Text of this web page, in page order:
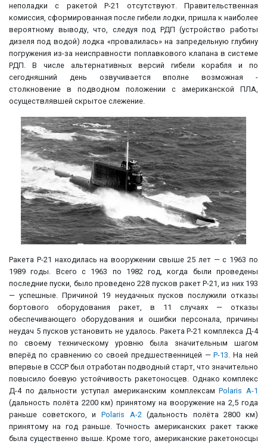
неполадки с ракетой Р-21 отсутствуют. Правительственная
комиссия, сформированная после гибели лодки, пришла к наиболее
вероятному выводу, что, следуя под РДП (устройство работы
дизеля под водой) лодка «провалилась» на запредельную глубину
погружения из-за неисправности поплавкового клапана в системе
РДП. В числе альтернативных версий гибели корабля и по
сегодняшний день озвучивается вполне возможная -
столкновение в подводном положении с американской ПЛА,
осуществлявшей скрытое слежение.
Ракета Р-21 находилась на вооружении свыше 25 лет — с 1963 по
1989 годы. Всего с 1963 по 1982 год, когда были проведены
последние пуски, было проведено 228 пусков ракет Р-21, из них 193
— успешные. Причиной 19 неудачных пусков послужили отказы
бортового оборудования ракет, в 11 случаях — отказы
обеспечивающего оборудования и ошибки персонала, причины
неудач 5 пусков установить не удалось. Ракета Р-21 комплекса Д-4
по своему техническому уровню была значительным шагом
вперёд по сравнению со своей предшественницей —Р-13 . На ней
впервые в СССР был отработан подводный старт, что значительно
повысило боевую устойчивость ракетоносцев. Однако комплекс
Д-4 по дальности уступал американским комплексамPolaris A-1
(дальность полёта 2200 км) принятому на вооружение на 2,5 года
раньше советского, и Polaris A-2 (дальность полёта 2800 км)
принятому на год раньше. Точность американских ракет также
была существенно выше. Кроме того, американские ракетоносцы